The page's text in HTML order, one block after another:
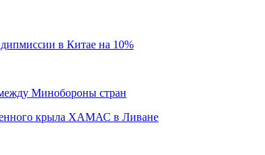
в Китае на 10%
Минобороны стран
крыла ХАМАС в Ливане